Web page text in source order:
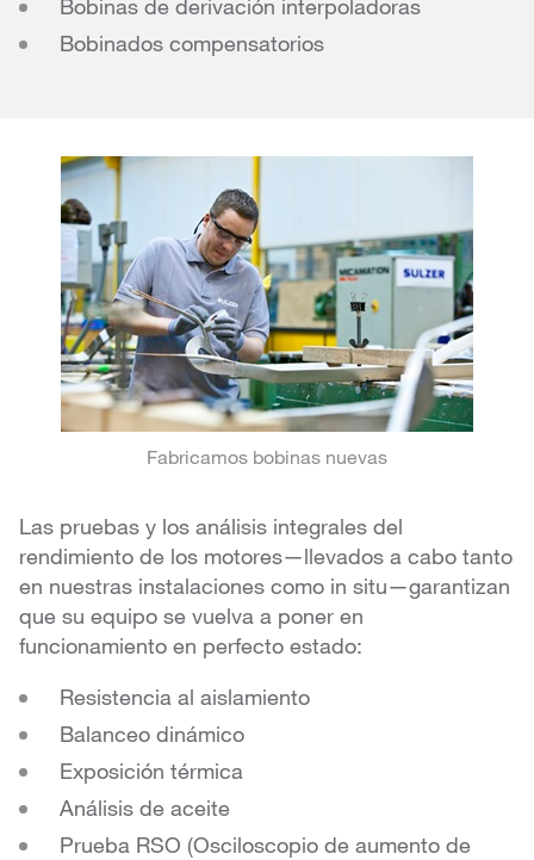
Bobinas de derivación interpoladoras
Bobinados compensatorios
Fabricamos bobinas nuevas
Las pruebas y los análisis integrales del
rendimiento de los motores—llevados a cabo tanto
en nuestras instalaciones como in situ—garantizan
que su equipo se vuelva a poner en
funcionamiento en perfecto estado:
Resistencia al aislamiento
Balanceo dinámico
Exposición térmica
Análisis de aceite
Prueba RSO (Osciloscopio de aumento de